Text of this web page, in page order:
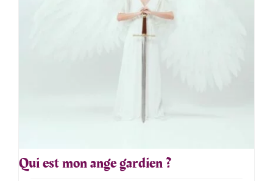
Qui est mon ange gardien ?